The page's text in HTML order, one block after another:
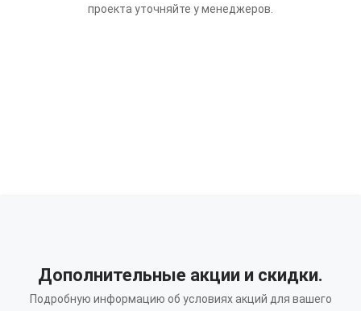
проекта уточняйте у менеджеров.
Дополнительные акции и скидки.
Подробную информацию об условиях акций для вашего